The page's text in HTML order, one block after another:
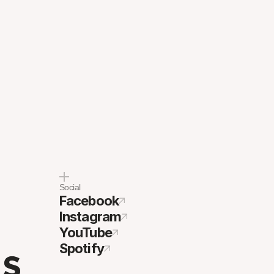
Social
Facebook
Instagram
YouTube
Spotify